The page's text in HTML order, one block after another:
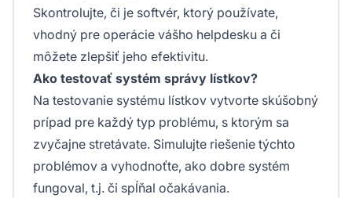
Skontrolujte, či je softvér, ktorý používate,
vhodný pre operácie vášho helpdesku a či
môžete zlepšiť jeho efektivitu.
Ako testovať systém správy lístkov?
Na testovanie systému lístkov vytvorte skúšobný
prípad pre každý typ problému, s ktorým sa
zvyčajne stretávate. Simulujte riešenie týchto
problémov a vyhodnoťte, ako dobre systém
fungoval, t.j. či spĺňal očakávania.